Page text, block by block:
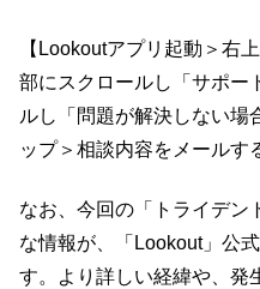
【Lookoutアプリ起動＞右
部にスクロールし「サポー
ルし「問題が解決しない場
ップ＞相談内容をメールす
なお、今回の「トライデン
な情報が、「Lookout」公
す。より詳しい経緯や、発